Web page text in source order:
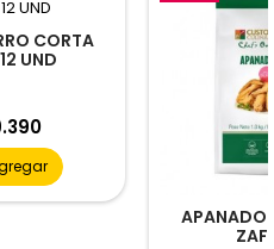
CORTA
UND
APANADO